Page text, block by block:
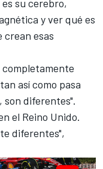
su cerebro,
y ver qué es
crean esas
completamente
así como pasa
son diferentes".
el Reino Unido.
diferentes",